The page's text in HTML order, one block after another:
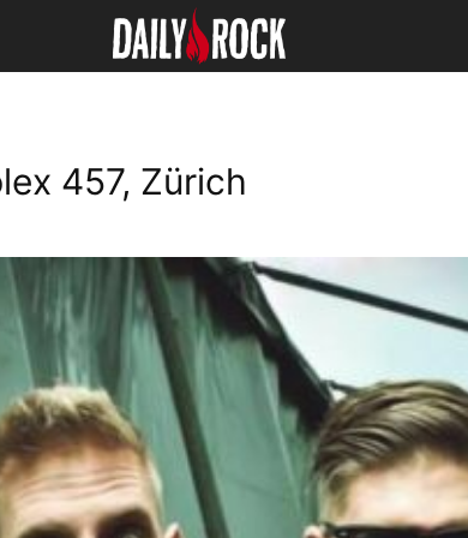
457, Zürich